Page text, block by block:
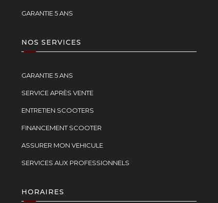
GARANTIE 5 ANS
NOS SERVICES
GARANTIE 5 ANS
SERVICE APRÈS VENTE
ENTRETIEN SCOOTERS
FINANCEMENT SCOOTER
ASSURER MON VEHICULE
SERVICES AUX PROFESSIONNELS
HORAIRES